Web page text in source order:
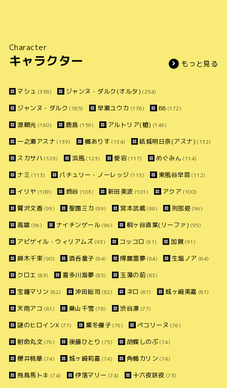
Character
キャラクター もっと見る
マシュ (338) ジャンヌ・ダルク(オルタ) (254)
ジャンヌ・ダルク (185) 早瀬ユウカ (178) BB (172)
源頼光 (160) 鹿島 (159) アルトリア(槍) (149)
一之瀬アスナ (139) 橘ありす (134) 結城明日奈(アスナ) (132)
スカサハ (129) 浜風 (123) 愛宕 (117) めぐみん (114)
ナミ (113) パチュリー・ノーレッジ (113) 東風谷早苗 (112)
イリヤ (109) 鈴谷 (103) 新田美波 (101) アクア (100)
鷺沢文香 (99) 聖園ミカ (99) 宮本武蔵 (98) 刑部姫 (96)
高雄 (96) ナイチンゲール (96) 桐ヶ谷直葉(リーファ) (95)
アビゲイル・ウィリアムズ (93) コッコロ (91) 加賀 (91)
錦木千束 (90) 酒呑童子 (84) 博麗霊夢 (84) 生塩ノア (84)
クロエ (83) 喜多川海夢 (83) 玉藻の前 (83)
宝鐘マリン (82) 沖田総司 (82) ネロ (81) 城ヶ崎美嘉 (81)
天雨アコ (81) 桑山千雪 (78) 渋谷凛 (77)
謎のヒロインX (77) 黛冬優子 (76) ペコリーヌ (76)
射命丸文 (76) 後藤ひとり (75) 胡蝶しのぶ(74)
櫻井桃華 (74) 城ヶ崎莉嘉 (74) 角楯カリン (74)
飛鳥馬トキ (74) 伊落マリー (74) 十六夜咲夜 (73)